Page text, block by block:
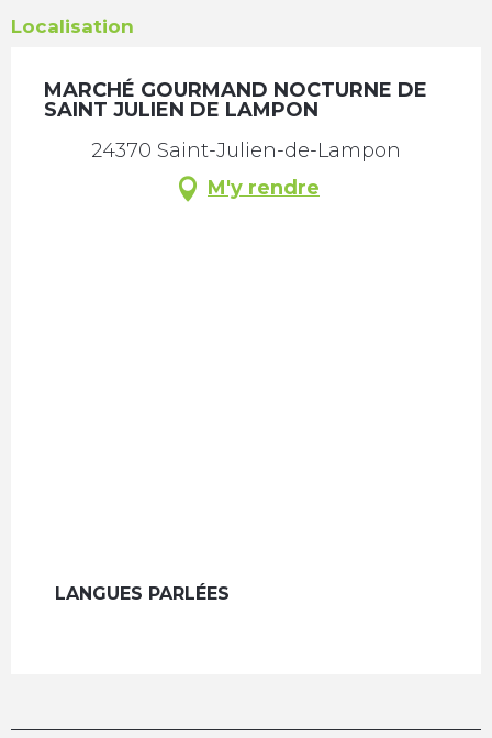
Localisation
MARCHÉ GOURMAND NOCTURNE DE
SAINT JULIEN DE LAMPON
24370 Saint-Julien-de-Lampon
M'y rendre
LANGUES PARLÉES
LANGUES PARLÉES